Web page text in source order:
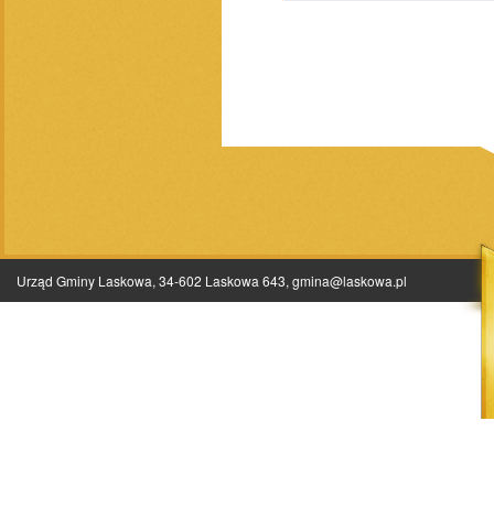
Urząd Gminy Laskowa, 34-602 Laskowa 643, gmina@laskowa.pl